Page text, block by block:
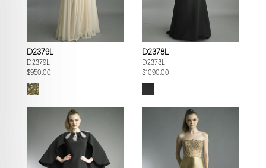
D2379L
D2379L
$950.00
D2378L
D2378L
$1090.00